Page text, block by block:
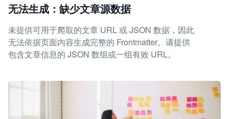
无法生成：缺少文章源数据
未提供可用于爬取的文章 URL 或 JSON 数据，因此
无法依据页面内容生成完整的 Frontmatter。请提供
包含文章信息的 JSON 数组或一组有效 URL。